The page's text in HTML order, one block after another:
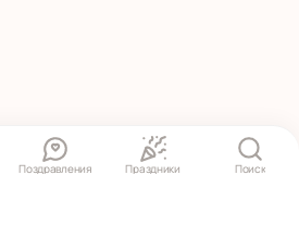
Поздравления Праздники Поиск